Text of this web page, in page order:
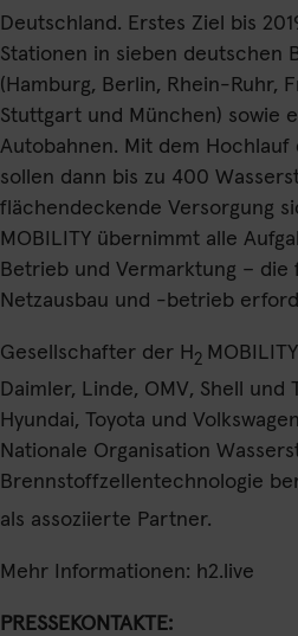
Deutschland. Erstes Ziel bis
Stationen in sieben deutschen
(Hamburg, Berlin, Rhein-Ruhr,
Stuttgart und München) sowie
Autobahnen. Mit dem Hochlauf
sollen dann bis zu 400
flächendeckende Versorgung
MOBILITY übernimmt alle
Betrieb und Vermarktung –
Netzausbau und -betrieb
Gesellschafter der H 2
Daimler, Linde, OMV, Shell und
Hyundai, Toyota und
Nationale Organisation
Brennstoffzellentechnologie
als assoziierte Partner.
Mehr Informationen: h2.live
PRESSEKONTAKTE: